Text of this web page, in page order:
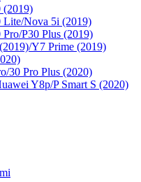
(2019)
Lite/Nova 5i (2019)
P30 Plus (2019)
Y7 Prime (2019)
30 Pro Plus (2020)
Y8p/P Smart S (2020)